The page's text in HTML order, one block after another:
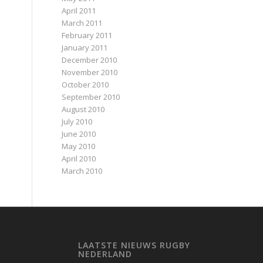
April 2011
March 2011
February 2011
January 2011
December 2010
November 2010
October 2010
September 2010
August 2010
July 2010
June 2010
May 2010
April 2010
March 2010
LAATSTE NIEUWS RUGBY
NEDERLAND